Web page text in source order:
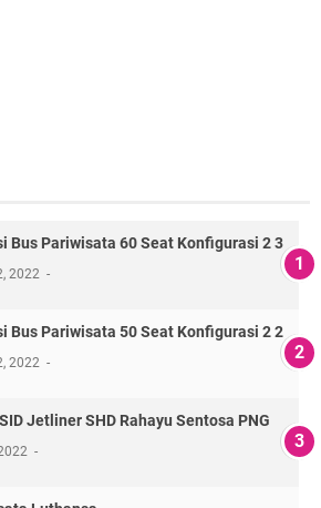
Bus Pariwisata 60 Seat Konfigurasi 2 3
2022
Bus Pariwisata 50 Seat Konfigurasi 2 2
2022
Jetliner SHD Rahayu Sentosa PNG